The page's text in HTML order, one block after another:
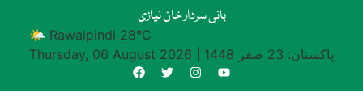
بانی سردار خان نیازی
🌤 Rawalpindi 28°C
Thursday, 06 August 2026
پاکستان: 23 صفر 1448